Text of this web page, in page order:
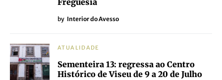
Freguesia
by Interior do Avesso
ATUALIDADE
Sementeira 13: regressa ao Centro
Histórico de Viseu de 9 a 20 de Julho